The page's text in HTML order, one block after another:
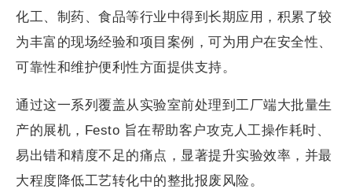
化工、制药、食品等行业中得到长期应用，积累了较
为丰富的现场经验和项目案例，可为用户在安全性、
可靠性和维护便利性方面提供支持。
通过这一系列覆盖从实验室前处理到工厂端大批量生
产的展机，Festo 旨在帮助客户攻克人工操作耗时、
易出错和精度不足的痛点，显著提升实验效率，并最
大程度降低工艺转化中的整批报废风险。